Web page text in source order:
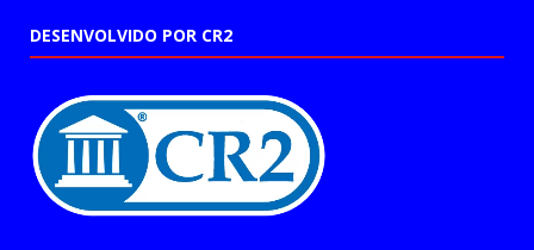
DESENVOLVIDO POR CR2